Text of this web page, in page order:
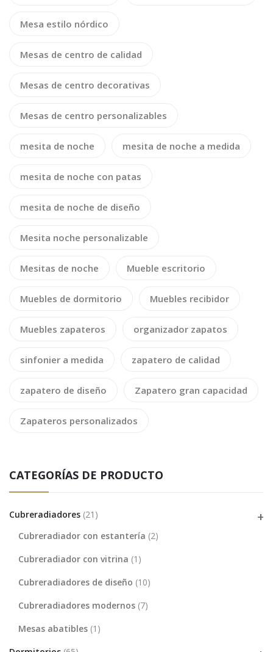
Mesa estilo nórdico
Mesas de centro de calidad
Mesas de centro decorativas
Mesas de centro personalizables
mesita de noche mesita de noche a medida
mesita de noche con patas
mesita de noche de diseño
Mesita noche personalizable
Mesitas de noche Mueble escritorio
Muebles de dormitorio Muebles recibidor
Muebles zapateros organizador zapatos
sinfonier a medida zapatero de calidad
zapatero de diseño Zapatero gran capacidad
Zapateros personalizados
CATEGORÍAS DE PRODUCTO
Cubreradiadores (21)
Cubreradiador con estantería (2)
Cubreradiador con vitrina (1)
Cubreradiadores de diseño (10)
Cubreradiadores modernos (7)
Mesas abatibles (1)